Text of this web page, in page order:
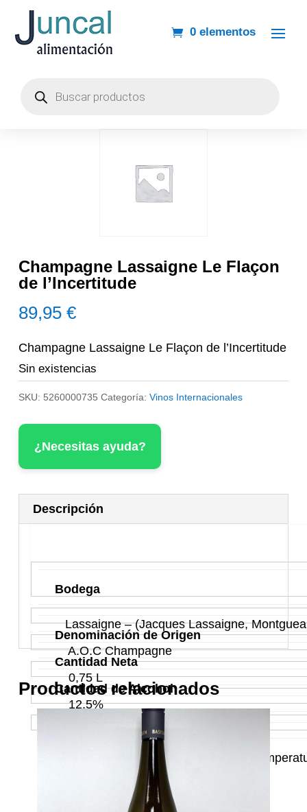
0 elementos
Champagne Lassaigne Le Flaçon
de l’Incertitude
89,95€
Champagne Lassaigne Le Flaçon de l’Incertitude
Sin existencias
SKU: 5260000735 Categoría:Vinos Internacionales
¿Necesitas ayuda?
Descripción
Bodega
Lassaigne – (Jacques Lassaigne,
Denominación de Origen
A.O.C Champagne
Cantidad Neta
0,75 L
Cantidad de Alcohol
12,5%
País/Región de Origen
Recomendación de Consumo
Conservar en un lugar fresco y a
Productos relacionados